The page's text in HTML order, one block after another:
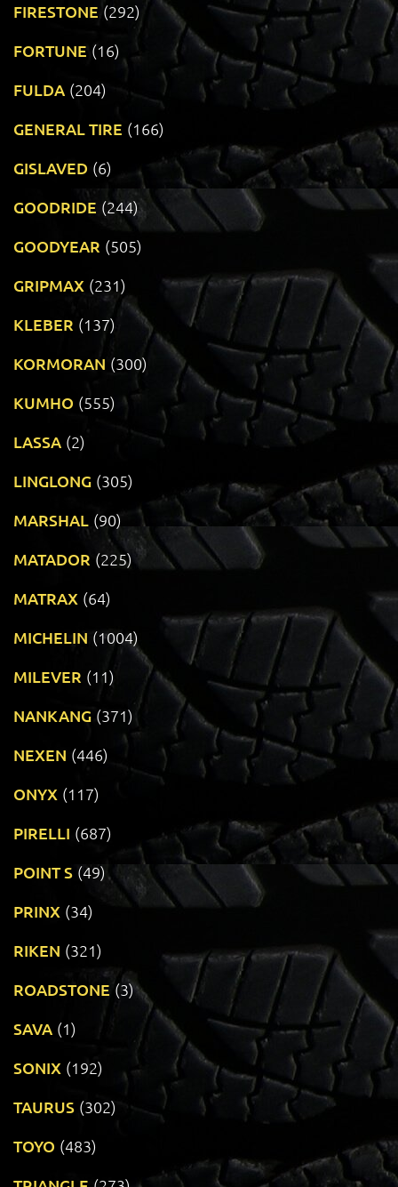
FIRESTONE (292)
FORTUNE (16)
FULDA (204)
GENERAL TIRE (166)
GISLAVED (6)
GOODRIDE (244)
GOODYEAR (505)
GRIPMAX (231)
KLEBER (137)
KORMORAN (300)
KUMHO (555)
LASSA (2)
LINGLONG (305)
MARSHAL (90)
MATADOR (225)
MATRAX (64)
MICHELIN (1004)
MILEVER (11)
NANKANG (371)
NEXEN (446)
ONYX (117)
PIRELLI (687)
POINT S (49)
PRINX (34)
RIKEN (321)
ROADSTONE (3)
SAVA (1)
SONIX (192)
TAURUS (302)
TOYO (483)